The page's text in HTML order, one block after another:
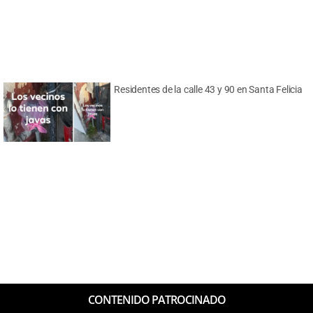
Residentes de la calle 43 y 90 en Santa Felicia
CONTENIDO PATROCINADO